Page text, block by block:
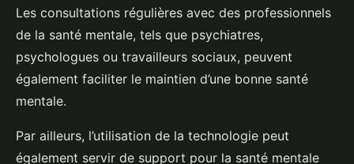
Les consultations régulières avec des professionnels
de la santé mentale, tels que psychiatres,
psychologues ou travailleurs sociaux, peuvent
également faciliter le maintien d’une bonne santé
mentale.
Par ailleurs, l’utilisation de la technologie peut
également servir de support pour la santé mentale